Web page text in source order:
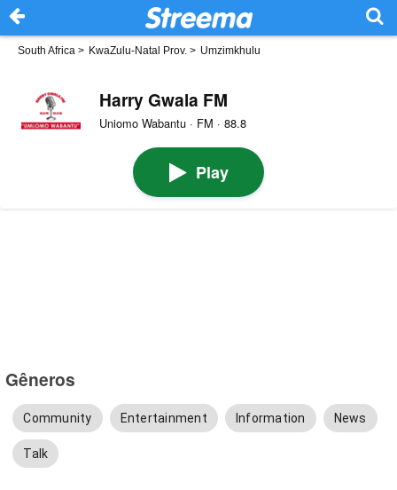
South Africa > KwaZulu-Natal Prov. > Umzimkhulu
Harry Gwala FM
Uniomo Wabantu · FM · 88.8
Play
Gêneros
Community Entertainment Information News
Talk